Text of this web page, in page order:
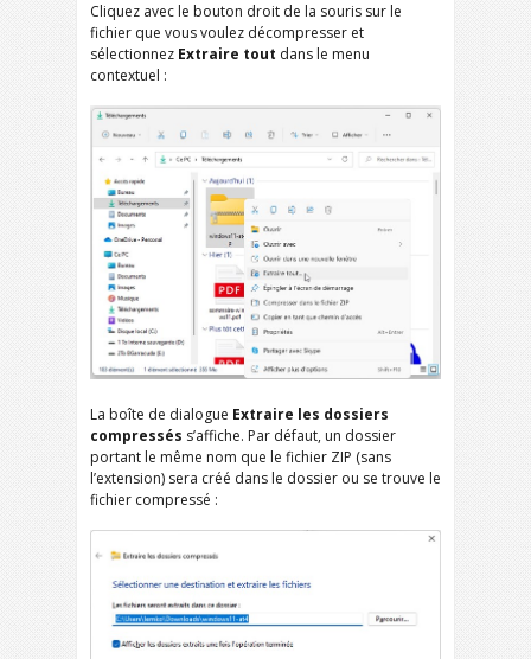
Cliquez avec le bouton droit de la souris sur le
fichier que vous voulez décompresser et
sélectionnez Extraire tout dans le menu
contextuel :
La boîte de dialogue Extraire les dossiers
compressés s’affiche. Par défaut, un dossier
portant le même nom que le fichier ZIP (sans
l’extension) sera créé dans le dossier ou se trouve le
fichier compressé :